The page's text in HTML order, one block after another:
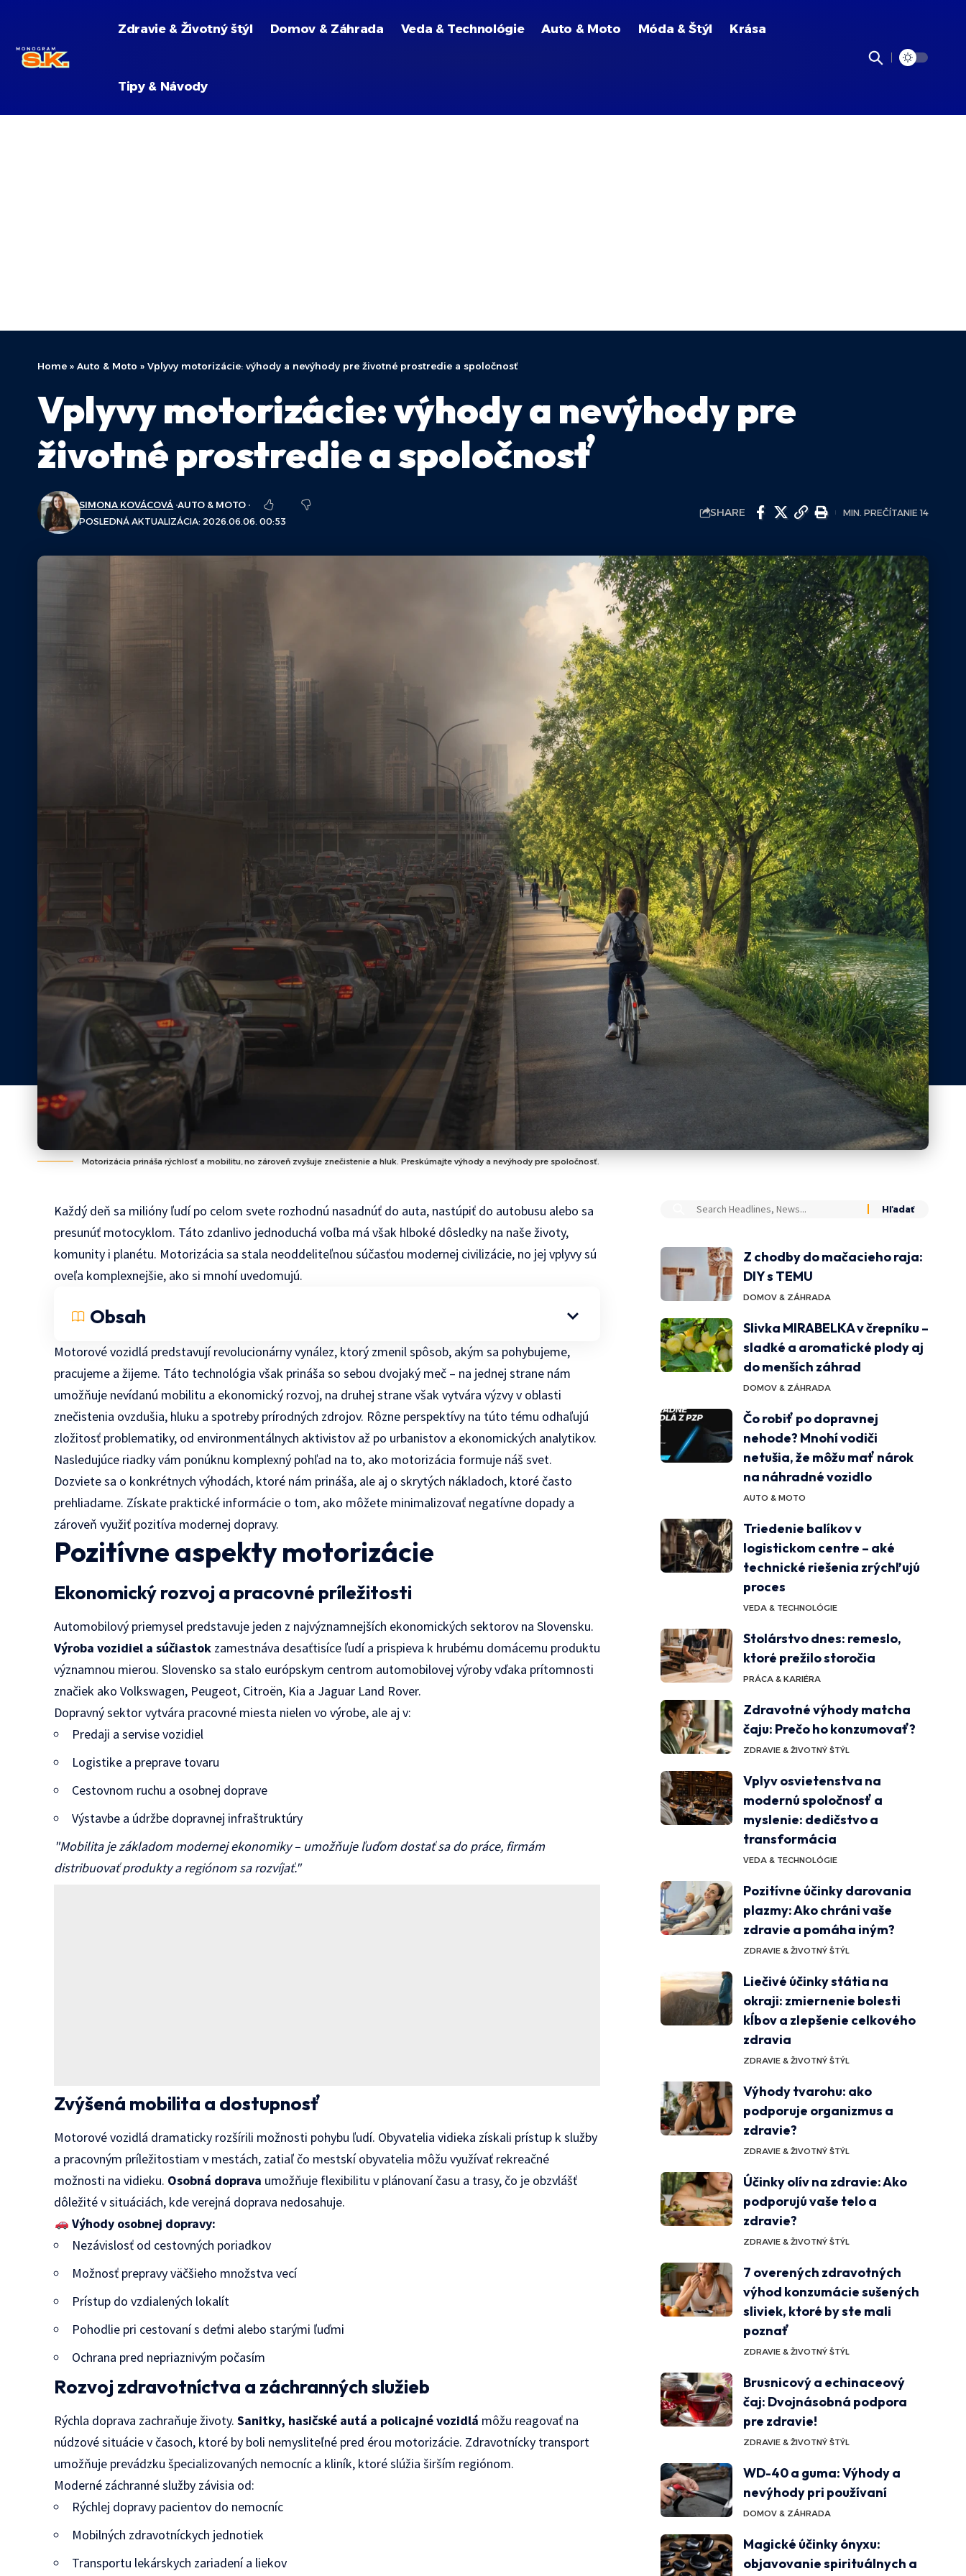
Zdravie & Životný štýl Domov & Záhrada Veda & Technológie Auto & Moto Móda & Štýl Krása
Tipy & Návody
Home » Auto & Moto » Vplyvy motorizácie: výhody a nevýhody pre životné prostredie a spoločnosť
Vplyvy motorizácie: výhody a nevýhody pre
životné prostredie a spoločnosť
POSLEDNÁ AKTUALIZÁCIA: 2026.06.06. 00:53
SIMONA KOVÁCOVÁ AUTO & MOTO
SHARE MIN. PREČÍTANIE 14
Motorizácia prináša rýchlosť a mobilitu, no zároveň zvyšuje znečistenie a hluk. Preskúmajte výhody a nevýhody pre spoločnosť.
Každý deň sa milióny ľudí po celom svete rozhodnú nasadnúť do auta, nastúpiť do autobusu alebo sa
presunúť motocyklom. Táto zdanlivo jednoduchá voľba má však hlboké dôsledky na naše životy,
komunity i planétu. Motorizácia sa stala neoddeliteľnou súčasťou modernej civilizácie, no jej vplyvy sú
oveľa komplexnejšie, ako si mnohí uvedomujú.
Obsah
Motorové vozidlá predstavují revolucionárny vynález, ktorý zmenil spôsob, akým sa pohybujeme,
pracujeme a žijeme. Táto technológia však prináša so sebou dvojaký meč – na jednej strane nám
umožňuje nevídanú mobilitu a ekonomický rozvoj, na druhej strane však vytvára výzvy v oblasti
znečistenia ovzdušia, hluku a spotreby prírodných zdrojov. Rôzne perspektívy na túto tému odhaľujú
zložitosť problematiky, od environmentálnych aktivistov až po urbanistov a ekonomických analytikov.
Nasledujúce riadky vám ponúknu komplexný pohľad na to, ako motorizácia formuje náš svet.
Dozviete sa o konkrétnych výhodách, ktoré nám prináša, ale aj o skrytých nákladoch, ktoré často
prehliadame. Získate praktické informácie o tom, ako môžete minimalizovať negatívne dopady a
zároveň využiť pozitíva modernej dopravy.
Pozitívne aspekty motorizácie
Ekonomický rozvoj a pracovné príležitosti
Automobilový priemysel predstavuje jeden z najvýznamnejších ekonomických sektorov na Slovensku.
Výroba vozidiel a súčiastok zamestnáva desaťtisíce ľudí a prispieva k hrubému domácemu produktu
významnou mierou. Slovensko sa stalo európskym centrom automobilovej výroby vďaka prítomnosti
značiek ako Volkswagen, Peugeot, Citroën, Kia a Jaguar Land Rover.
Dopravný sektor vytvára pracovné miesta nielen vo výrobe, ale aj v:
Predaji a servise vozidiel
Logistike a preprave tovaru
Cestovnom ruchu a osobnej doprave
Výstavbe a údržbe dopravnej infraštruktúry
"Mobilita je základom modernej ekonomiky – umožňuje ľuďom dostať sa do práce, firmám
distribuovať produkty a regiónom sa rozvíjať."
Zvýšená mobilita a dostupnosť
Motorové vozidlá dramaticky rozšírili možnosti pohybu ľudí. Obyvatelia vidieka získali prístup k služby
a pracovným príležitostiam v mestách, zatiaľ čo mestskí obyvatelia môžu využívať rekreačné
možnosti na vidieku. Osobná doprava umožňuje flexibilitu v plánovaní času a trasy, čo je obzvlášť
dôležité v situáciách, kde verejná doprava nedosahuje.
Výhody osobnej dopravy:
Nezávislosť od cestovných poriadkov
Možnosť prepravy väčšieho množstva vecí
Prístup do vzdialených lokalít
Pohodlie pri cestovaní s deťmi alebo starými ľuďmi
Ochrana pred nepriaznivým počasím
Rozvoj zdravotníctva a záchranných služieb
Rýchla doprava zachraňuje životy.Sanitky, hasičské autá a policajné vozidlá môžu reagovať na
núdzové situácie v časoch, ktoré by boli nemysliteľné pred érou motorizácie. Zdravotnícky transport
umožňuje prevádzku špecializovaných nemocníc a kliník, ktoré slúžia širším regiónom.
Moderné záchranné služby závisia od:
Rýchlej dopravy pacientov do nemocníc
Mobilných zdravotníckych jednotiek
Transportu lekárskych zariadení a liekov
Z chodby do mačacieho raja:
DIY s TEMU
DOMOV & ZÁHRADA
Slivka MIRABELKA v črepníku –
sladké a aromatické plody aj
do menších záhrad
DOMOV & ZÁHRADA
Čo robiť po dopravnej
nehode? Mnohí vodiči
netušia, že môžu mať nárok
na náhradné vozidlo
AUTO & MOTO
Triedenie balíkov v
logistickom centre – aké
technické riešenia zrýchľujú
proces
VEDA & TECHNOLÓGIE
Stolárstvo dnes: remeslo,
ktoré prežilo storočia
PRÁCA & KARIÉRA
Zdravotné výhody matcha
čaju: Prečo ho konzumovať?
ZDRAVIE & ŽIVOTNÝ ŠTÝL
Vplyv osvietenstva na
modernú spoločnosť a
myslenie: dedičstvo a
transformácia
VEDA & TECHNOLÓGIE
Pozitívne účinky darovania
plazmy: Ako chráni vaše
zdravie a pomáha iným?
ZDRAVIE & ŽIVOTNÝ ŠTÝL
Liečivé účinky státia na
okraji: zmiernenie bolesti
kĺbov a zlepšenie celkového
zdravia
ZDRAVIE & ŽIVOTNÝ ŠTÝL
Výhody tvarohu: ako
podporuje organizmus a
zdravie?
ZDRAVIE & ŽIVOTNÝ ŠTÝL
Účinky olív na zdravie: Ako
podporujú vaše telo a
zdravie?
ZDRAVIE & ŽIVOTNÝ ŠTÝL
7 overených zdravotných
výhod konzumácie sušených
sliviek, ktoré by ste mali
poznať
ZDRAVIE & ŽIVOTNÝ ŠTÝL
Brusnicový a echinaceový
čaj: Dvojnásobná podpora
pre zdravie!
ZDRAVIE & ŽIVOTNÝ ŠTÝL
WD-40 a guma: Výhody a
nevýhody pri používaní
DOMOV & ZÁHRADA
Magické účinky ónyxu:
objavovanie spirituálnych a